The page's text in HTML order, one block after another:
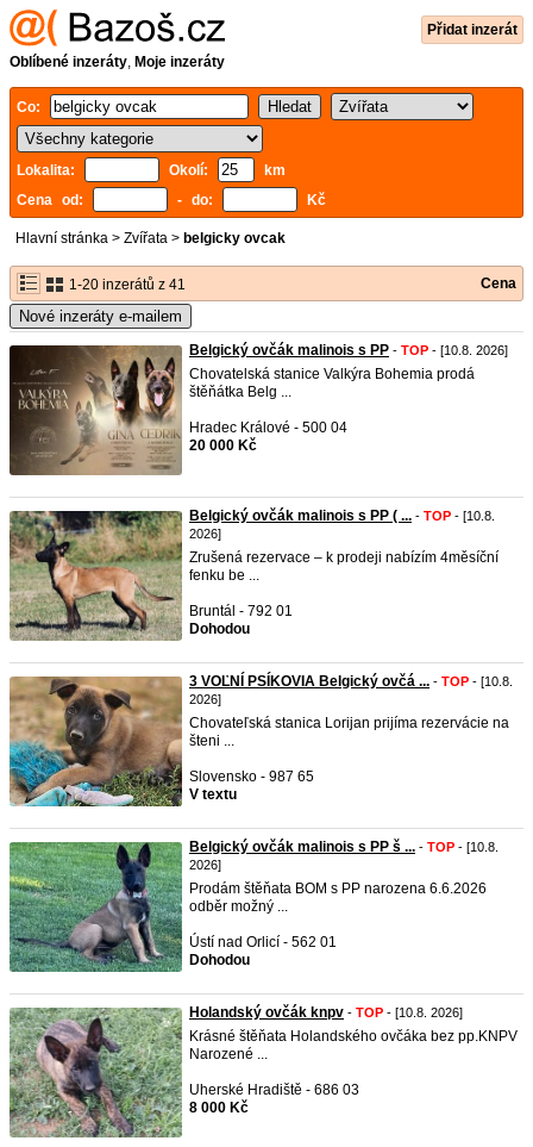
Přidat inzerát
Oblíbené inzeráty, Moje inzeráty
Co:
Lokalita: Okolí:
km
Cena od:
- do: Kč
Hlavní stránka > Zvířata > belgicky ovcak
1-20 inzerátů z 41 Cena
Nové inzeráty e-mailem
Belgický ovčák malinois s PP - TOP - [10.8. 2026]
Chovatelská stanice Valkýra Bohemia prodá
štěňátka Belg ...
Hradec Králové - 500 04
20 000 Kč
Belgický ovčák malinois s PP ( ... - TOP - [10.8.
2026]
Zrušená rezervace – k prodeji nabízím 4měsíční
fenku be ...
Bruntál - 792 01
Dohodou
3 VOĽNÍ PSÍKOVIA Belgický ovčá ... - TOP - [10.8.
2026]
Chovateľská stanica Lorijan prijíma rezervácie na
šteni ...
Slovensko - 987 65
V textu
Belgický ovčák malinois s PP š ... - TOP - [10.8.
2026]
Prodám štěňata BOM s PP narozena 6.6.2026
odběr možný ...
Ústí nad Orlicí - 562 01
Dohodou
Holandský ovčák knpv - TOP - [10.8. 2026]
Krásné štěňata Holandského ovčáka bez pp.KNPV
Narozené ...
Uherské Hradiště - 686 03
8 000 Kč